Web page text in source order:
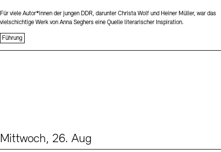
Für viele Autor*innen der jungen DDR, darunter Christa Wolf und Heiner Müller, war das
vielschichtige Werk von Anna Seghers eine Quelle literarischer Inspiration.
Führung
Mittwoch, 26. Aug